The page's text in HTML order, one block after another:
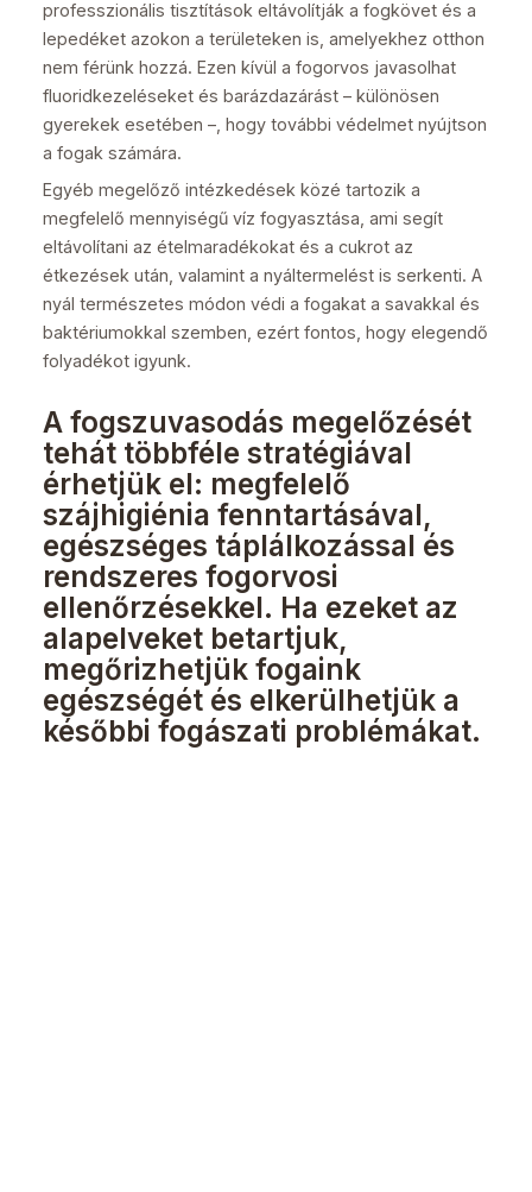
professzionális tisztítások eltávolítják a fogkövet és a
lepedéket azokon a területeken is, amelyekhez otthon
nem férünk hozzá. Ezen kívül a fogorvos javasolhat
fluoridkezeléseket és barázdazárást – különösen
gyerekek esetében –, hogy további védelmet nyújtson
a fogak számára.
Egyéb megelőző intézkedések közé tartozik a
megfelelő mennyiségű víz fogyasztása, ami segít
eltávolítani az ételmaradékokat és a cukrot az
étkezések után, valamint a nyáltermelést is serkenti. A
nyál természetes módon védi a fogakat a savakkal és
baktériumokkal szemben, ezért fontos, hogy elegendő
folyadékot igyunk.
A fogszuvasodás megelőzését
tehát többféle stratégiával
érhetjük el: megfelelő
szájhigiénia fenntartásával,
egészséges táplálkozással és
rendszeres fogorvosi
ellenőrzésekkel. Ha ezeket az
alapelveket betartjuk,
megőrizhetjük fogaink
egészségét és elkerülhetjük a
későbbi fogászati problémákat.